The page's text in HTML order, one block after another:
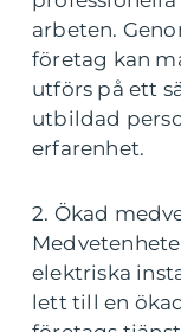
arbeten.
företag kan
utförs på ett
utbildad
erfarenhet.
2. Ökad
elektriska
lett till en